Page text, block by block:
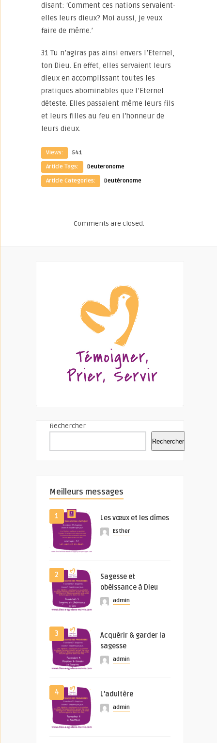
disant: ‘Comment ces nations servaient-
elles leurs dieux? Moi aussi, je veux
faire de même.’
31 Tu n’agiras pas ainsi envers l’Eternel,
ton Dieu. En effet, elles servaient leurs
dieux en accomplissant toutes les
pratiques abominables que l’Eternel
déteste. Elles passaient même leurs fils
et leurs filles au feu en l’honneur de
leurs dieux.
Views:
541
Article Tags:
Deuteronome
Article Categories:
Deutéronome
Comments are closed.
Rechercher
Rechercher
Meilleurs messages
1 Les vœux et les dîmes
Esther
2
Sagesse et
obéissance à Dieu
admin
3
Acquérir & garder la
sagesse
admin
4 L’adultère
admin